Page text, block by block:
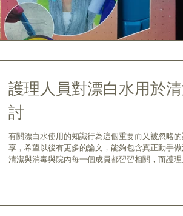
護理人員對漂白水用於
討
有關漂白水使用的知識行為這個重要而又被忽略
享，希望以後有更多的論文，能夠包含真正動手做清
清潔與消毒與院內每一個成員都習習相關，而護